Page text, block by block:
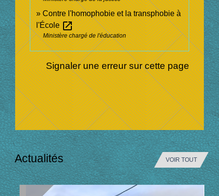
Contre l'homophobie et la transphobie à
l'Écoleopen_in_new
Ministère chargé de l'éducation
Signaler une erreur sur cette page
Actualités VOIR TOUT